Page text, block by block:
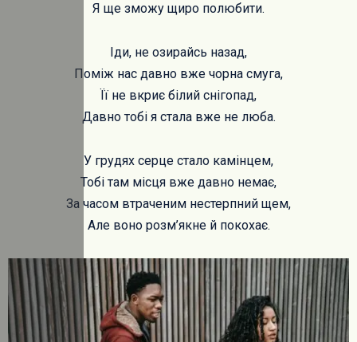
Я ще зможу щиро полюбити.
Іди, не озирайсь назад,
Поміж нас давно вже чорна смуга,
Її не вкриє білий снігопад,
Давно тобі я стала вже не люба.
У грудях серце стало камінцем,
Тобі там місця вже давно немає,
За часом втраченим нестерпний щем,
Але воно розм’якне й покохає.